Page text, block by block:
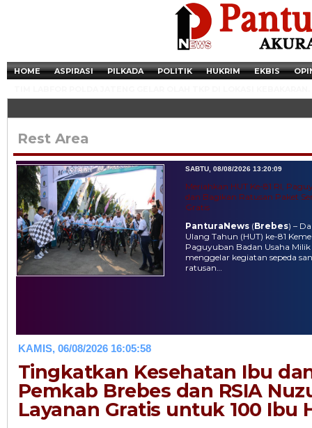
HOME ASPIRASI PILKADA POLITIK HUKRIM EKBIS
Newsticker - 14:41:41 Miris, Puluhan Remaja hingga Anak SD Terjaring
Rest Area
SABTU, 08/08/2026 13:20:09
Meriahkan HUT Ke-81 RI,
dan Bagikan Ratusan Paket
Gratis
PanturaNews (Brebes) –
Ulang Tahun (HUT) ke-81
Paguyuban Badan Usaha
menggelar kegiatan sepeda
ratusan…
KAMIS, 06/08/2026 16:05:58
Tingkatkan Kesehatan Ibu
Pemkab Brebes dan RSIA
Layanan Gratis untuk 100 Ibu